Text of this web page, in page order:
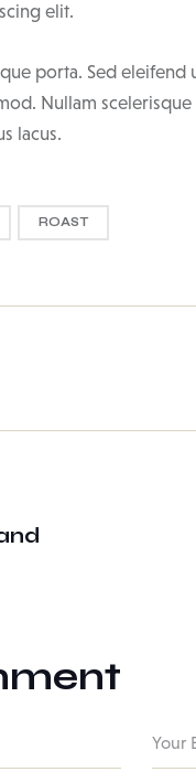
elit.
porta. Sed
Nullam
lacus.
ROAST